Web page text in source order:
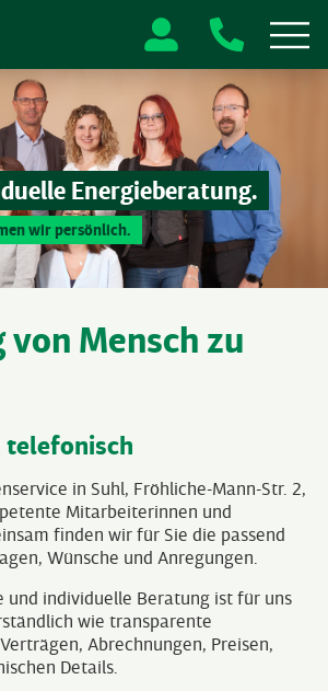
Energieberatung.
wir persönlich.
Mensch zu
telefonisch
in Suhl, Fröhliche-Mann-Str. 2,
Mitarbeiterinnen und
finden wir für Sie die passend
Wünsche und Anregungen.
und individuelle Beratung ist für uns
wie transparente
Abrechnungen, Preisen,
Details.